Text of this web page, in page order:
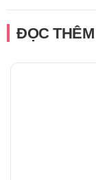
ĐỌC THÊM